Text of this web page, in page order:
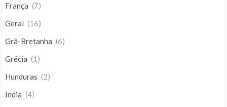
França (7)
Geral (16)
Grã-Bretanha (6)
Grécia (1)
Hunduras (2)
India (4)